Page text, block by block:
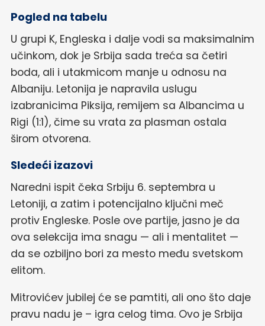
Pogled na tabelu
U grupi K, Engleska i dalje vodi sa maksimalnim
učinkom, dok je Srbija sada treća sa četiri
boda, ali i utakmicom manje u odnosu na
Albaniju. Letonija je napravila uslugu
izabranicima Piksija, remijem sa Albancima u
Rigi (1:1), čime su vrata za plasman ostala
širom otvorena.
Sledeći izazovi
Naredni ispit čeka Srbiju 6. septembra u
Letoniji, a zatim i potencijalno ključni meč
protiv Engleske. Posle ove partije, jasno je da
ova selekcija ima snagu — ali i mentalitet —
da se ozbiljno bori za mesto među svetskom
elitom.
Mitrovićev jubilej će se pamtiti, ali ono što daje
pravu nadu je – igra celog tima. Ovo je Srbija